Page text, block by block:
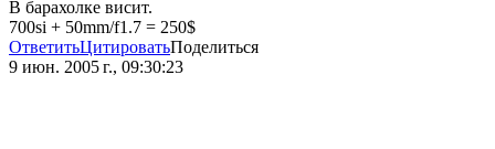
В барахолке висит.
700si + 50mm/f1.7 = 250$
ОтветитьЦитироватьПоделиться
9 июн. 2005 г., 09:30:23